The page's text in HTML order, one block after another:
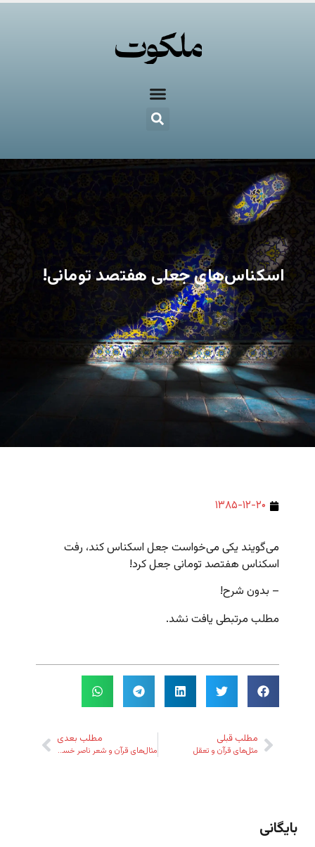
اسکناس‌های جعلی هفتصد تومانی!
۱۳۸۵-۱۲-۲۰
می‌گویند یکی می‌خواست جعل اسکناس کند، رفت
اسکناس هفتصد تومانی جعل کرد!
– بدون شرح!
مطلب مرتبطی یافت نشد.
مطلب قبلی
مثل‌های قرآن و تعقل
مطلب بعدی
مثال‌های قرآن و شعر ناصر خسرو
بایگانی